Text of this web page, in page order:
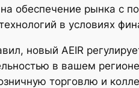
обеспечение рынка с
в условиях
новый AEIR
в вашем
торговлю и